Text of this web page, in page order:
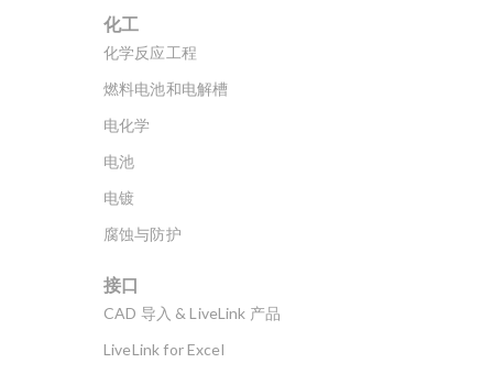
化工
化学反应工程
燃料电池和电解槽
电化学
电池
电镀
腐蚀与防护
接口
CAD 导入 & LiveLink 产品
LiveLink for Excel